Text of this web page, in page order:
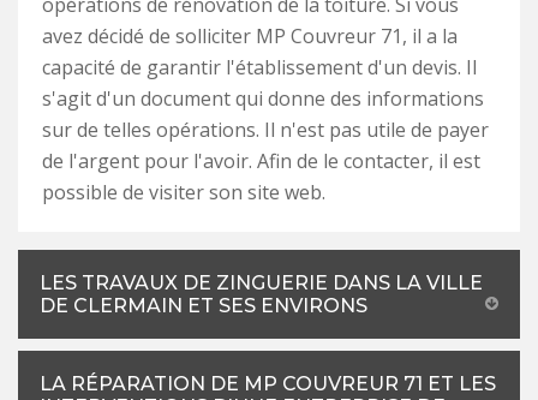
avez décidé de solliciter MP Couvreur 71, il a la
capacité de garantir l'établissement d'un devis. Il
s'agit d'un document qui donne des informations
sur de telles opérations. Il n'est pas utile de payer
de l'argent pour l'avoir. Afin de le contacter, il est
possible de visiter son site web.
LES TRAVAUX DE ZINGUERIE DANS LA VILLE
DE CLERMAIN ET SES ENVIRONS
LA RÉPARATION DE MP COUVREUR 71 ET LES